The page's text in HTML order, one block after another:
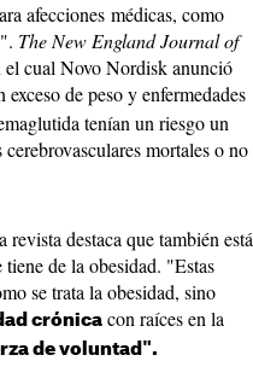
afecciones médicas, como
The New England Journal of
cual Novo Nordisk anunció
exceso de peso y enfermedades
tenían un riesgo un
mortales o no
destaca que también está
de la obesidad. "Estas
se trata la obesidad, sino
crónica con raíces en la
de voluntad".